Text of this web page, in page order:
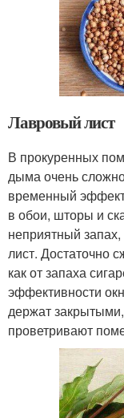
Лавровый лист
В прокуренных
дыма очень
временный
в обои, шторы и
неприятный
лист. Достаточно
как от запаха
эффективности
держат
проветривают